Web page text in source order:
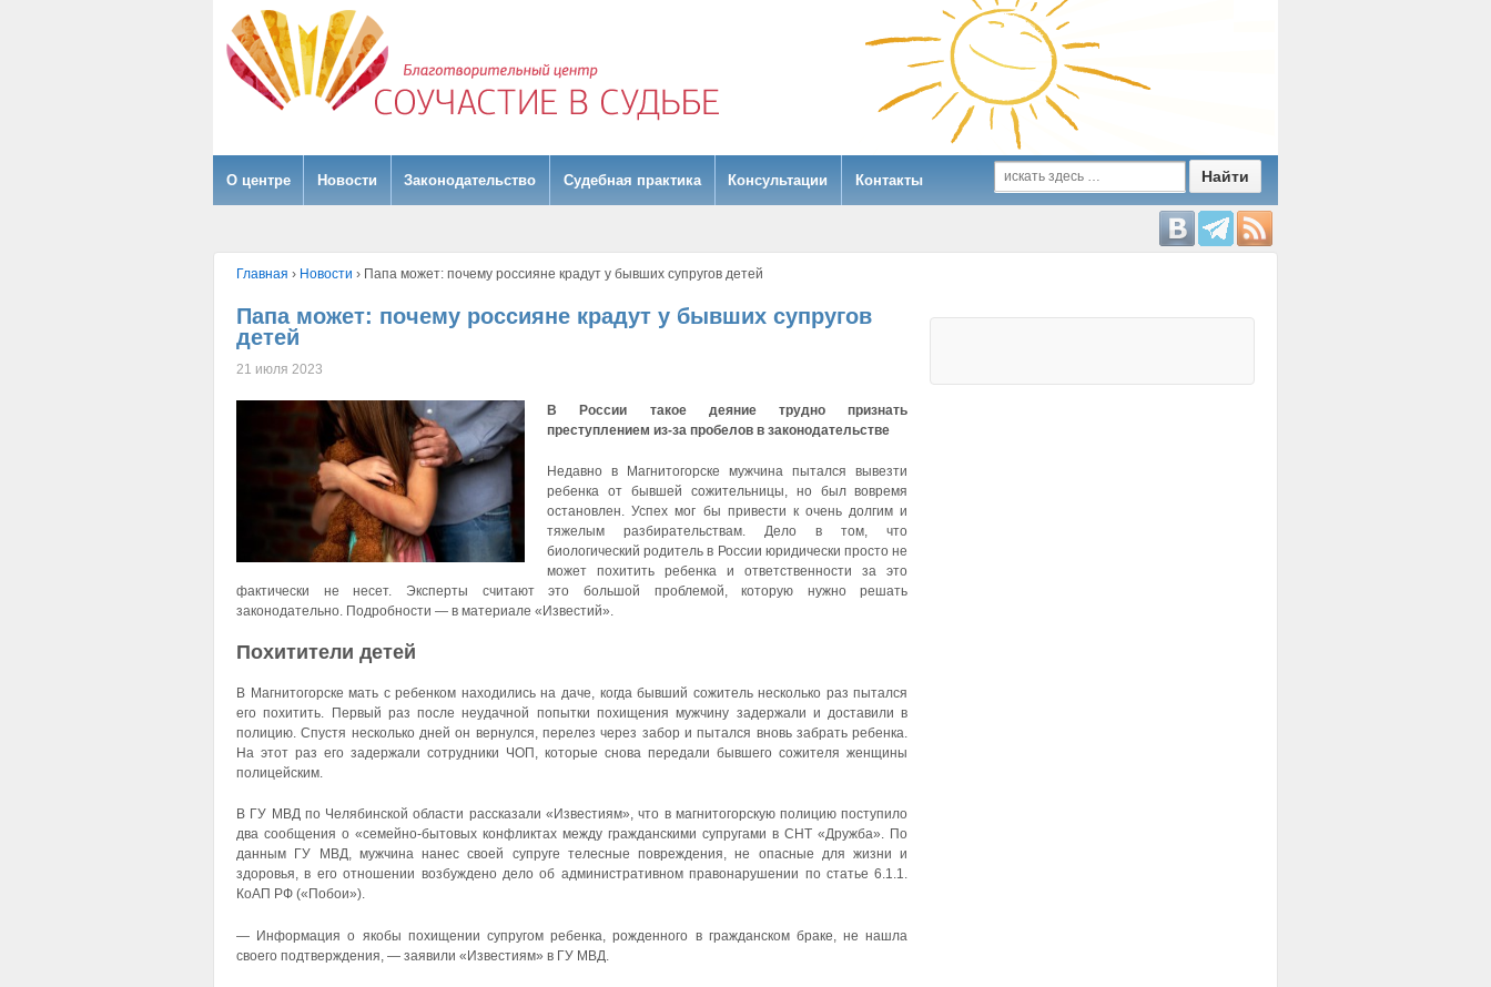
О центре Hовости Законодательство Судебная практика Консультации Контакты
Главная › Hовости › Папа может: почему россияне крадут у бывших супругов детей
Папа может: почему россияне крадут у бывших супругов
детей
21 июля 2023
В России такое деяние трудно признать
преступлением из-за пробелов в законодательстве
Недавно в Магнитогорске мужчина пытался вывезти
ребенка от бывшей сожительницы, но был вовремя
остановлен. Успех мог бы привести к очень долгим и
тяжелым разбирательствам. Дело в том, что
биологический родитель в России юридически просто не
может похитить ребенка и ответственности за это
фактически не несет. Эксперты считают это большой проблемой, которую нужно решать
законодательно. Подробности — в материале «Известий».
Похитители детей
В Магнитогорске мать с ребенком находились на даче, когда бывший сожитель несколько раз пытался
его похитить. Первый раз после неудачной попытки похищения мужчину задержали и доставили в
полицию. Спустя несколько дней он вернулся, перелез через забор и пытался вновь забрать ребенка.
На этот раз его задержали сотрудники ЧОП, которые снова передали бывшего сожителя женщины
полицейским.
В ГУ МВД по Челябинской области рассказали «Известиям», что в магнитогорскую полицию поступило
два сообщения о «семейно-бытовых конфликтах между гражданскими супругами в СНТ «Дружба». По
данным ГУ МВД, мужчина нанес своей супруге телесные повреждения, не опасные для жизни и
здоровья, в его отношении возбуждено дело об административном правонарушении по статье 6.1.1.
КоАП РФ («Побои»).
— Информация о якобы похищении супругом ребенка, рожденного в гражданском браке, не нашла
своего подтверждения, — заявили «Известиям» в ГУ МВД.